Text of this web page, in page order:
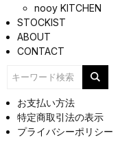
nooy KITCHEN
STOCKIST
ABOUT
CONTACT
お支払い方法
特定商取引法の表示
プライバシーポリシー